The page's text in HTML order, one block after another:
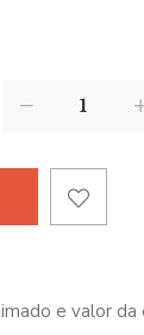
e valor da